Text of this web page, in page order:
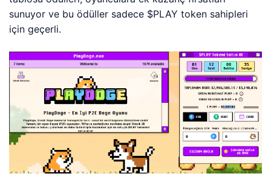
sunuyor ve bu ödüller sadece $PLAY token sahipleri
için geçerli.